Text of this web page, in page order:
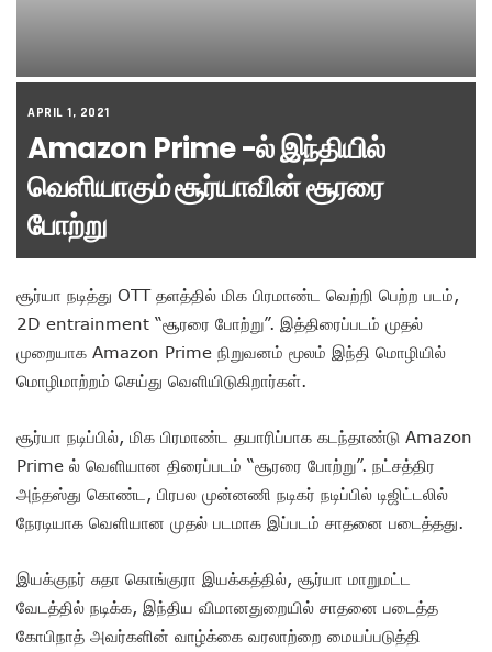
APRIL 1, 2021
Amazon Prime -ல் இந்தியில்
வெளியாகும் சூர்யாவின் சூரரை
போற்று
சூர்யா நடித்து OTT தளத்தில் மிக பிரமாண்ட வெற்றி பெற்ற படம்,
2D entrainment “சூரரை போற்று”. இத்திரைப்படம் முதல்
முறையாக Amazon Prime நிறுவனம் மூலம் இந்தி மொழியில்
மொழிமாற்றம் செய்து வெளியிடுகிறார்கள்.
சூர்யா நடிப்பில், மிக பிரமாண்ட தயாரிப்பாக கடந்தாண்டு Amazon
Prime ல் வெளியான திரைப்படம் “சூரரை போற்று”. நட்சத்திர
அந்தஸ்து கொண்ட, பிரபல முன்னணி நடிகர் நடிப்பில் டிஜிட்டலில்
நேரடியாக வெளியான முதல் படமாக இப்படம் சாதனை படைத்தது.
இயக்குநர் சுதா கொங்குரா இயக்கத்தில், சூர்யா மாறுமட்ட
வேடத்தில் நடிக்க, இந்திய விமானதுறையில் சாதனை படைத்த
கோபிநாத் அவர்களின் வாழ்க்கை வரலாற்றை மையப்படுத்தி